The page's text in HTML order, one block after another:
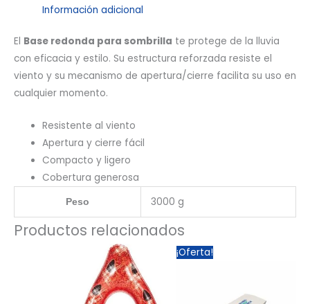
Información adicional
El Base redonda para sombrilla te protege de la lluvia
con eficacia y estilo. Su estructura reforzada resiste el
viento y su mecanismo de apertura/cierre facilita su uso en
cualquier momento.
Resistente al viento
Apertura y cierre fácil
Compacto y ligero
Cobertura generosa
Peso 3000 g
Productos relacionados
¡Oferta!
El
precio
3,95 €.